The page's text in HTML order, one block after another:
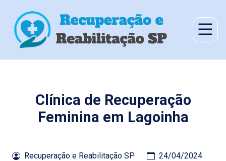
Clínica de Recuperação
Feminina em Lagoinha
Recuperação e Reabilitação SP 24/04/2024